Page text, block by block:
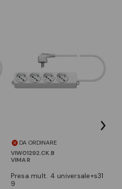
DA ORDINARE
VIW01292.CK.B
VIMAR
presa mult. 4 universale+s31
9